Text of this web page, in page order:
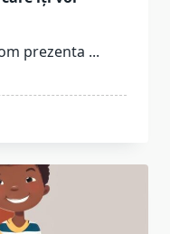
prezenta ...